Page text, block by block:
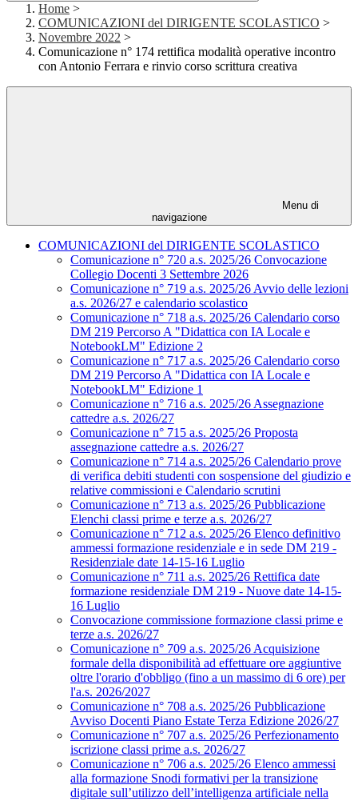
Home >
COMUNICAZIONI del DIRIGENTE SCOLASTICO >
Novembre 2022 >
Comunicazione n° 174 rettifica modalità operative incontro
con Antonio Ferrara e rinvio corso scrittura creativa
Menu di
navigazione
COMUNICAZIONI del DIRIGENTE SCOLASTICO
Comunicazione n° 720 a.s. 2025/26 Convocazione
Collegio Docenti 3 Settembre 2026
Comunicazione n° 719 a.s. 2025/26 Avvio delle lezioni
a.s. 2026/27 e calendario scolastico
Comunicazione n° 718 a.s. 2025/26 Calendario corso
DM 219 Percorso A "Didattica con IA Locale e
NotebookLM" Edizione 2
Comunicazione n° 717 a.s. 2025/26 Calendario corso
DM 219 Percorso A "Didattica con IA Locale e
NotebookLM" Edizione 1
Comunicazione n° 716 a.s. 2025/26 Assegnazione
cattedre a.s. 2026/27
Comunicazione n° 715 a.s. 2025/26 Proposta
assegnazione cattedre a.s. 2026/27
Comunicazione n° 714 a.s. 2025/26 Calendario prove
di verifica debiti studenti con sospensione del giudizio e
relative commissioni e Calendario scrutini
Comunicazione n° 713 a.s. 2025/26 Pubblicazione
Elenchi classi prime e terze a.s. 2026/27
Comunicazione n° 712 a.s. 2025/26 Elenco definitivo
ammessi formazione residenziale e in sede DM 219 -
Residenziale date 14-15-16 Luglio
Comunicazione n° 711 a.s. 2025/26 Rettifica date
formazione residenziale DM 219 - Nuove date 14-15-
16 Luglio
Convocazione commissione formazione classi prime e
terze a.s. 2026/27
Comunicazione n° 709 a.s. 2025/26 Acquisizione
formale della disponibilità ad effettuare ore aggiuntive
oltre l'orario d'obbligo (fino a un massimo di 6 ore) per
l'a.s. 2026/2027
Comunicazione n° 708 a.s. 2025/26 Pubblicazione
Avviso Docenti Piano Estate Terza Edizione 2026/27
Comunicazione n° 707 a.s. 2025/26 Perfezionamento
iscrizione classi prime a.s. 2026/27
Comunicazione n° 706 a.s. 2025/26 Elenco ammessi
alla formazione Snodi formativi per la transizione
digitale sull’utilizzo dell’intelligenza artificiale nella